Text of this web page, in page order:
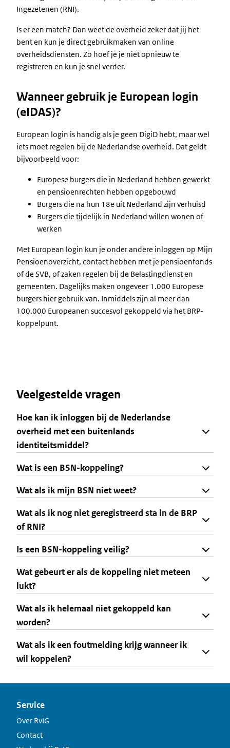
Ingezetenen (RNI).
Is er een match? Dan weet de overheid zeker dat jij het
bent en kun je direct gebruikmaken van online
overheidsdiensten. Zo hoef je je niet opnieuw te
registreren en kun je snel verder.
Wanneer gebruik je European login
(eIDAS)?
European login is handig als je geen DigiD hebt, maar wel
iets moet regelen bij de Nederlandse overheid. Dat geldt
bijvoorbeeld voor:
Europese burgers die in Nederland hebben gewerkt
en pensioenrechten hebben opgebouwd
Burgers die na hun 18e uit Nederland zijn verhuisd
Burgers die tijdelijk in Nederland willen wonen of
werken
Met European login kun je onder andere inloggen op Mijn
Pensioenoverzicht, contact hebben met je pensioenfonds
of de SVB, of zaken regelen bij de Belastingdienst en
gemeenten. Dagelijks maken ongeveer 1.000 Europese
burgers hier gebruik van. Inmiddels zijn al meer dan
100.000 Europeanen succesvol gekoppeld via het BRP-
koppelpunt.
Veelgestelde vragen
Hoe kan ik inloggen bij de Nederlandse
overheid met een buitenlands
identiteitsmiddel?
Wat is een BSN-koppeling?
Wat als ik mijn BSN niet weet?
Wat als ik nog niet geregistreerd sta in de BRP
of RNI?
Is een BSN-koppeling veilig?
Wat gebeurt er als de koppeling niet meteen
lukt?
Wat als ik helemaal niet gekoppeld kan
worden?
Wat als ik een foutmelding krijg wanneer ik
wil koppelen?
Service
Over RvIG
Contact